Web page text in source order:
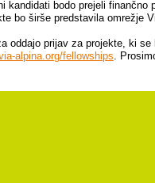
kandidati bodo prejeli
bo širše predstavila omrežje
oddajo prijav za projekte, ki
alpina.org/fellowships.